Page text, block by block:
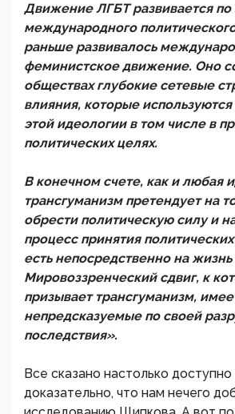
Движение ЛГБТ развивается по
международного
раньше развивалось
феминистское движение. Оно
обществах глубокие сетевые
влияния, которые
этой идеологии в том числе в
политических целях.
В конечном счете, как и любая
трансгуманизм претендует на
обрести политическую силу и
процесс принятия
есть непосредственно на
Мировоззренческий сдвиг, к
призывает трансгуманизм,
непредсказуемые по своей
последствия».
Все сказано настолько доступно
доказательно, что нам нечего